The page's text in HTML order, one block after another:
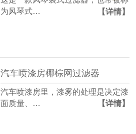
为风琴式…
【详情】
汽车喷漆房椰棕网过滤器
汽车喷漆房里，漆雾的处理是决定漆
面质量、…
【详情】